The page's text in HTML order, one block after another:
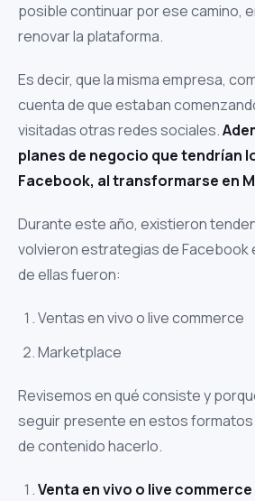
posible continuar por ese camino,
renovar la plataforma.
Es decir, que la misma empresa,
cuenta de que estaban
visitadas otras redes sociales.
planes de negocio que tendrían
Facebook, al transformarse en
Durante este año, existieron
volvieron estrategias de Facebook
de ellas fueron:
Ventas en vivo o live commerce
Marketplace
Revisemos en qué consiste y
seguir presente en estos formatos
de contenido hacerlo.
Venta en vivo o live commerce